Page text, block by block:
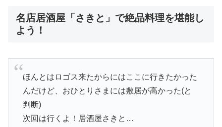
名店居酒屋「さきと」で絶品料理を堪能し
よう！
ほんとはロゴス来たからにはここに行きたかった
んだけど、おひとりさまには敷居が高かった(と
判断)
次回は行くよ！居酒屋さきと…